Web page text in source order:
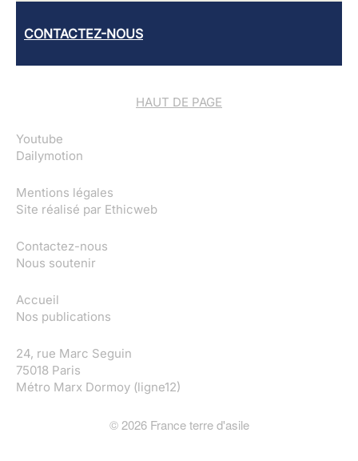
CONTACTEZ-NOUS
HAUT DE PAGE
Youtube
Dailymotion
Mentions légales
Site réalisé par Ethicweb
Contactez-nous
Nous soutenir
Accueil
Nos publications
24, rue Marc Seguin
75018 Paris
Métro Marx Dormoy (ligne12)
© 2026France terre d'asile